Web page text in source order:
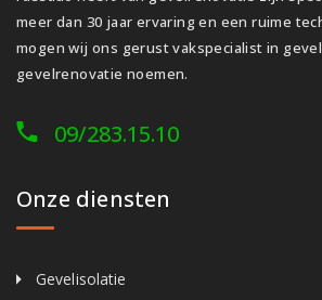
meer dan 30 jaar ervaring en een ruime
mogen wij ons gerust vakspecialist in
gevelrenovatie noemen.
09/283.15.10
Onze diensten
Gevelisolatie